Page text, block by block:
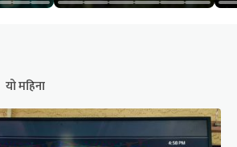
यो महिना